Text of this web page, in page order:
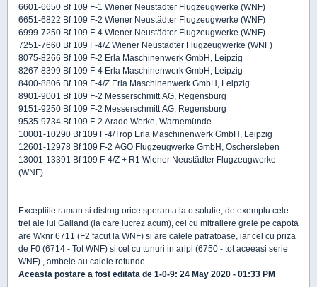
6601-6650 Bf 109 F-1 Wiener Neustädter Flugzeugwerke (WNF)
6651-6822 Bf 109 F-2 Wiener Neustädter Flugzeugwerke (WNF)
6999-7250 Bf 109 F-4 Wiener Neustädter Flugzeugwerke (WNF)
7251-7660 Bf 109 F-4/Z Wiener Neustädter Flugzeugwerke (WNF)
8075-8266 Bf 109 F-2 Erla Maschinenwerk GmbH, Leipzig
8267-8399 Bf 109 F-4 Erla Maschinenwerk GmbH, Leipzig
8400-8806 Bf 109 F-4/Z Erla Maschinenwerk GmbH, Leipzig
8901-9001 Bf 109 F-2 Messerschmitt AG, Regensburg
9151-9250 Bf 109 F-2 Messerschmitt AG, Regensburg
9535-9734 Bf 109 F-2 Arado Werke, Warnemünde
10001-10290 Bf 109 F-4/Trop Erla Maschinenwerk GmbH, Leipzig
12601-12978 Bf 109 F-2 AGO Flugzeugwerke GmbH, Oschersleben
13001-13391 Bf 109 F-4/Z + R1 Wiener Neustädter Flugzeugwerke
(WNF)
Exceptiile raman si distrug orice speranta la o solutie, de exemplu cele
trei ale lui Galland (la care lucrez acum), cel cu mitraliere grele pe capota
are Wknr 6711 (F2 facut la WNF) si are calele patratoase, iar cel cu priza
de F0 (6714 - Tot WNF) si cel cu tunuri in aripi (6750 - tot aceeasi serie
WNF) , ambele au calele rotunde...
Aceasta postare a fost editata de 1-0-9: 24 May 2020 - 01:33 PM